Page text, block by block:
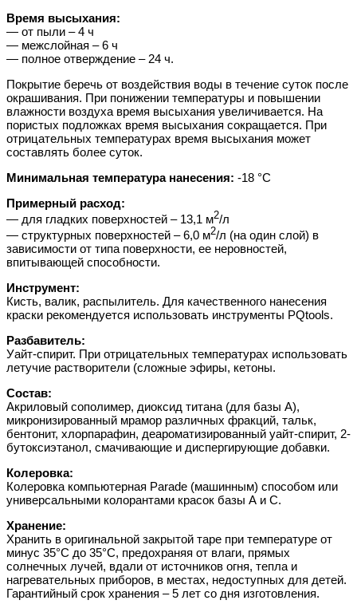
Время высыхания:
— от пыли – 4 ч
— межслойная – 6 ч
— полное отверждение – 24 ч.
Покрытие беречь от воздействия воды в течение суток после
окрашивания. При понижении температуры и повышении
влажности воздуха время высыхания увеличивается. На
пористых подложках время высыхания сокращается. При
отрицательных температурах время высыхания может
составлять более суток.
Минимальная температура нанесения: -18 °C
Примерный расход:
— для гладких поверхностей – 13,1 м2/л
— структурных поверхностей – 6,0 м2/л (на один слой) в
зависимости от типа поверхности, ее неровностей,
впитывающей способности.
Инструмент:
Кисть, валик, распылитель. Для качественного нанесения
краски рекомендуется использовать инструменты PQtools.
Разбавитель:
Уайт-спирит. При отрицательных температурах использовать
летучие растворители (сложные эфиры, кетоны.
Состав:
Акриловый сополимер, диоксид титана (для базы А),
микронизированный мрамор различных фракций, тальк,
бентонит, хлорпарафин, деароматизированный уайт-спирит, 2-
бутоксиэтанол, смачивающие и диспергирующие добавки.
Колеровка:
Колеровка компьютерная Parade (машинным) способом или
универсальными колорантами красок базы А и С.
Хранение:
Хранить в оригинальной закрытой таре при температуре от
минус 35°С до 35°С, предохраняя от влаги, прямых
солнечных лучей, вдали от источников огня, тепла и
нагревательных приборов, в местах, недоступных для детей.
Гарантийный срок хранения – 5 лет со дня изготовления.